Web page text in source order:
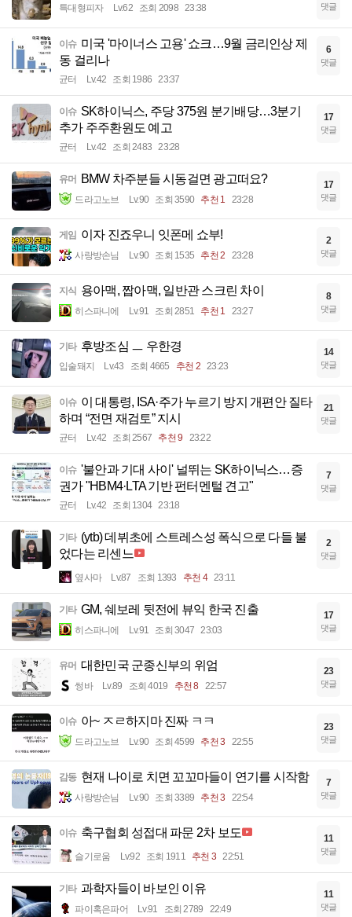
특대형피자 Lv.62 조회 2098 23:38 댓글
이슈 미국 '마이너스 고용' 쇼크…9월 금리인상 제
동 걸리나
균터 Lv.42 조회 1986 23:37
6
댓글
이슈 SK하이닉스, 주당 375원 분기배당…3분기
추가 주주환원도 예고
균터 Lv.42 조회 2483 23:28
17
댓글
유머 BMW 차주분들 시동걸면 광고떠요?
드라고노브 Lv.90 조회 3590 추천 1 23:28
17
댓글
게임 이자 진죠우니 잇폰메 쇼부!
사랑방손님 Lv.90 조회 1535 추천 2 23:28
2
댓글
지식 용아맥, 짭아맥, 일반관 스크린 차이
히스파니에 Lv.91 조회 2851 추천 1 23:27
8
댓글
기타 후방조심 ㅡ 우한경
입술돼지 Lv.43 조회 4665 추천 2 23:23
14
댓글
이슈 이 대통령, ISA·주가 누르기 방지 개편안 질타
하며 “전면 재검토” 지시
균터 Lv.42 조회 2567 추천 9 23:22
21
댓글
이슈 '불안과 기대 사이' 널뛰는 SK하이닉스…증
권가 "HBM4·LTA 기반 펀터멘털 견고"
균터 Lv.42 조회 1304 23:18
7
댓글
기타 (ytb) 데뷔초에 스트레스성 폭식으로 다들 불
었다는 리센느
옆사마 Lv.87 조회 1393 추천 4 23:11
2
댓글
기타 GM, 쉐보레 뒷전에 뷰익 한국 진출
히스파니에 Lv.91 조회 3047 23:03
17
댓글
유머 대한민국 군종신부의 위엄
썽바 Lv.89 조회 4019 추천 8 22:57
23
댓글
이슈 아~ ㅈㄹ하지마 진짜 ㅋㅋ
드라고노브 Lv.90 조회 4599 추천 3 22:55
23
댓글
감동 현재 나이로 치면 꼬꼬마들이 연기를 시작함
사랑방손님 Lv.90 조회 3389 추천 3 22:54
7
댓글
이슈 축구협회 성접대 파문 2차 보도
슬기로움 Lv.92 조회 1911 추천 3 22:51
11
댓글
기타 과학자들이 바보인 이유
파이혹은파어 Lv.91 조회 2789 22:49
11
댓글